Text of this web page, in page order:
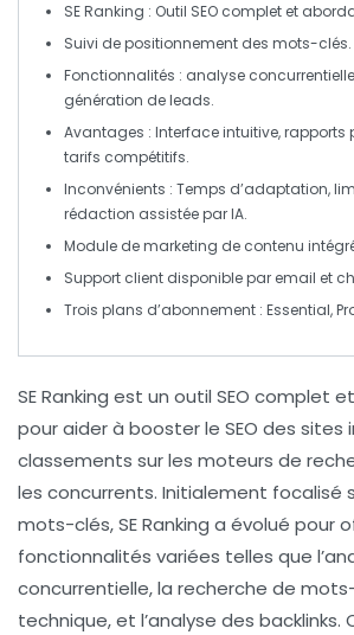
SE Ranking : Outil SEO complet et
Suivi depositionnement des mots-clés.
Fonctionnalités : analyse concurrentielle
génération de leads.
Avantages : Interfaceintuitive,rapports
tarifs compétitifs.
Inconvénients : Temps d’adaptation,
rédaction assistée parIA.
Module demarketing de contenu
Support client disponible par email et
Trois plans d’abonnement : Essential,
SE Ranking est un outil SEO complet
pour aider à booster le SEO des sites
classements sur les moteurs de
les concurrents. Initialement focalisé
mots-clés, SE Ranking a évolué pour
fonctionnalités variées telles que l’
concurrentielle, la recherche de
technique, et l’analyse des backlinks.